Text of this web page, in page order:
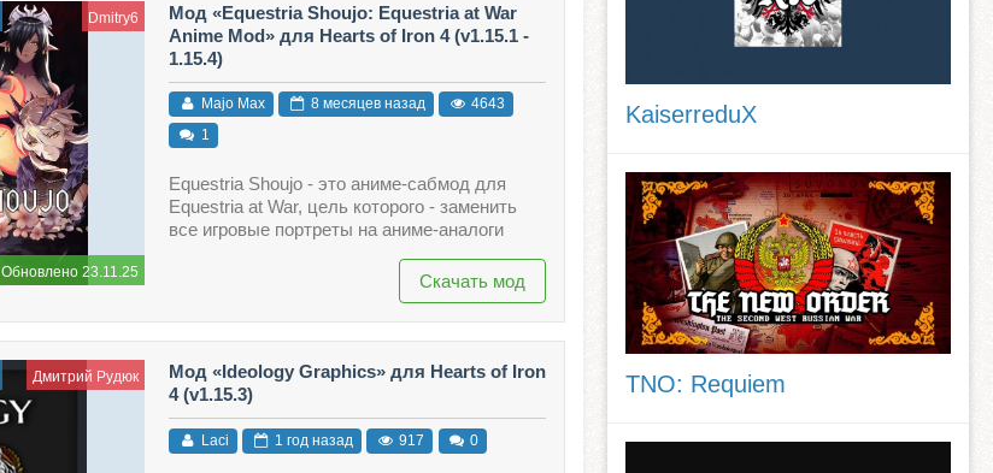
Dmitry6
Обновлено 23.11.25
Мод «Equestria Shoujo: Equestria at War
Anime Mod» для Hearts of Iron 4 (v1.15.1 -
1.15.4)
Majo Max 8 месяцев назад
4643
1
Equestria Shoujo - это аниме-сабмод для
Equestria at War, цель которого - заменить
все игровые портреты на аниме-аналоги
Скачать мод
Дмитрий Рудюк
Мод «Ideology Graphics» для Hearts of Iron
4 (v1.15.3)
Laci 1 год назад 917 0
KaiserreduX
TNO: Requiem